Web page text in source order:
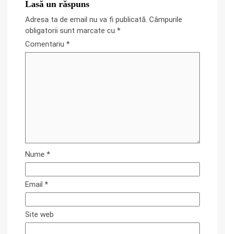
Lasă un răspuns
Adresa ta de email nu va fi publicată. Câmpurile
obligatorii sunt marcate cu *
Comentariu *
Nume *
Email *
Site web